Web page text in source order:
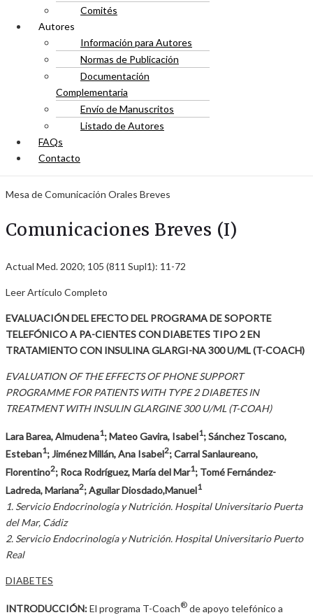
Comités
Autores
Información para Autores
Normas de Publicación
Documentación
Complementaria
Envío de Manuscritos
Listado de Autores
FAQs
Contacto
Mesa de Comunicación Orales Breves
Comunicaciones Breves (I)
Actual Med. 2020; 105 (811 Supl1): 11-72
Leer Artículo Completo
EVALUACIÓN DEL EFECTO DEL PROGRAMA DE SOPORTE
TELEFÓNICO A PA-CIENTES CON DIABETES TIPO 2 EN
TRATAMIENTO CON INSULINA GLARGI-NA 300 U/ML (T-COACH)
EVALUATION OF THE EFFECTS OF PHONE SUPPORT
PROGRAMME FOR PATIENTS WITH TYPE 2 DIABETES IN
TREATMENT WITH INSULIN GLARGINE 300 U/ML (T-COAH)
Lara Barea, Almudena1; Mateo Gavira, Isabel1; Sánchez Toscano,
Esteban1; Jiménez Millán, Ana Isabel2; Carral Sanlaureano,
Florentino2; Roca Rodríguez, María del Mar1; Tomé Fernández-
Ladreda, Mariana2; Aguilar Diosdado,Manuel1
1. Servicio Endocrinología y Nutrición. Hospital Universitario Puerta
del Mar, Cádiz
2. Servicio Endocrinología y Nutrición. Hospital Universitario Puerto
Real
DIABETES
INTRODUCCIÓN:El programa T-Coach® de apoyo telefónico a